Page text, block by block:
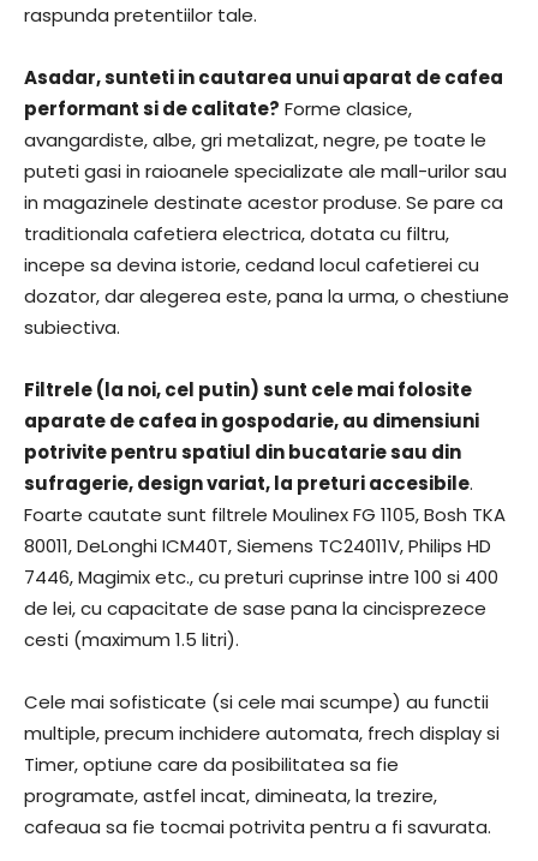
raspunda pretentiilor tale.
Asadar, sunteti in cautarea unui aparat de cafea
performant si de calitate? Forme clasice,
avangardiste, albe, gri metalizat, negre, pe toate le
puteti gasi in raioanele specializate ale mall-urilor sau
in magazinele destinate acestor produse. Se pare ca
traditionala cafetiera electrica, dotata cu filtru,
incepe sa devina istorie, cedand locul cafetierei cu
dozator, dar alegerea este, pana la urma, o chestiune
subiectiva.
Filtrele (la noi, cel putin) sunt cele mai folosite
aparate de cafea in gospodarie, au dimensiuni
potrivite pentru spatiul din bucatarie sau din
sufragerie, design variat, la preturi accesibile.
Foarte cautate sunt filtrele Moulinex FG 1105, Bosh TKA
80011, DeLonghi ICM40T, Siemens TC24011V, Philips HD
7446, Magimix etc., cu preturi cuprinse intre 100 si 400
de lei, cu capacitate de sase pana la cincisprezece
cesti (maximum 1.5 litri).
Cele mai sofisticate (si cele mai scumpe) au functii
multiple, precum inchidere automata, frech display si
Timer, optiune care da posibilitatea sa fie
programate, astfel incat, dimineata, la trezire,
cafeaua sa fie tocmai potrivita pentru a fi savurata.